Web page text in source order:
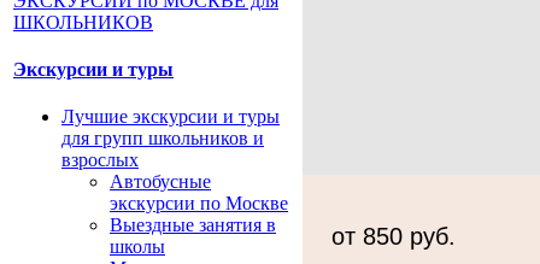
Экскурсии и туры
Лучшие экскурсии и туры
для групп школьников и
взрослых
Автобусные
экскурсии по Москве
Выездные занятия в
школы
от 850 руб.